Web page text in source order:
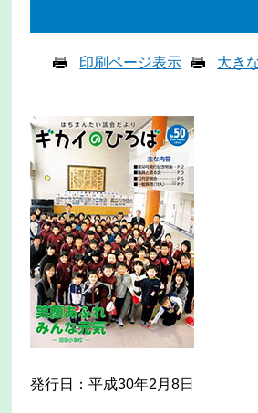
印刷ページ表示 大き
発行日：平成30年2月8日